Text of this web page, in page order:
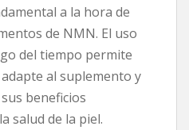
a la hora de
de NMN. El uso
del tiempo permite
al suplemento y
beneficios
salud de la piel.